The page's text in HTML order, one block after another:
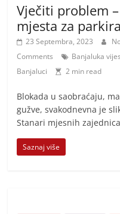
Vječiti problem
mjesta za
23 Septembra, 2023
Comments
Banjaluka
Banjaluci
2 min read
Blokada u saobraćaju,
gužve, svakodnevna je
Stanari mjesnih
Saznaj više